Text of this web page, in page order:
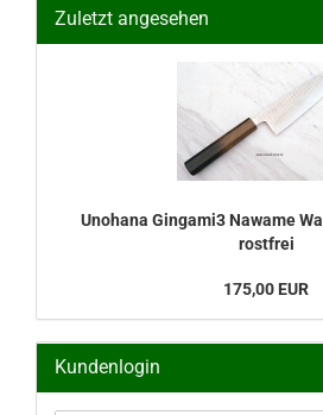
Zuletzt angesehen
Unohana Gingami3 Nawame
rostfrei
175,00 EUR
Kundenlogin